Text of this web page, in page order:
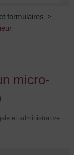
formulaires >
micro-
et administrative